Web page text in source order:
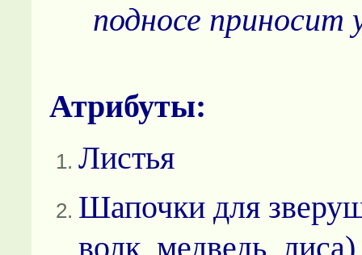
подносе приносит
Атрибуты:
Листья
Шапочки для
волк, медведь, лиса)